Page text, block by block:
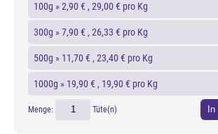
100g »2,90 € , 29,00 € pro Kg
300g »7,90 € , 26,33 € pro Kg
500g » 11,70 € , 23,40 € pro Kg
1000g » 19,90 € , 19,90 € pro Kg
Menge: Tüte(n)